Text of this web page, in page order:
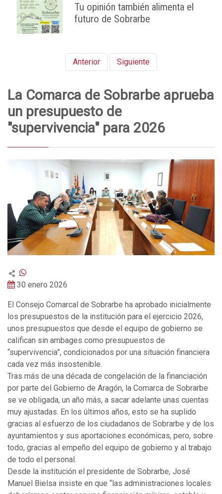
Tu opinión también alimenta el
futuro de Sobrarbe
Anterior Siguiente
La Comarca de Sobrarbe aprueba
un presupuesto de
"supervivencia" para 2026
30 enero 2026
El Consejo Comarcal de Sobrarbe ha aprobado inicialmente
los presupuestos de la institución para el ejercicio 2026,
unos presupuestos que desde el equipo de gobierno se
califican sin ambages como presupuestos de
“supervivencia”, condicionados por una situación financiera
cada vez más insostenible.
Tras más de una década de congelación de la financiación
por parte del Gobierno de Aragón, la Comarca de Sobrarbe
se ve obligada, un año más, a sacar adelante unas cuentas
muy ajustadas. En los últimos años, esto se ha suplido
gracias al esfuerzo de los ciudadanos de Sobrarbe y de los
ayuntamientos y sus aportaciones económicas, pero, sobre
todo, gracias al empeño del equipo de gobierno y al trabajo
de todo el personal.
Desde la institución el presidente de Sobrarbe, José
Manuel Bielsa insiste en que “las administraciones locales